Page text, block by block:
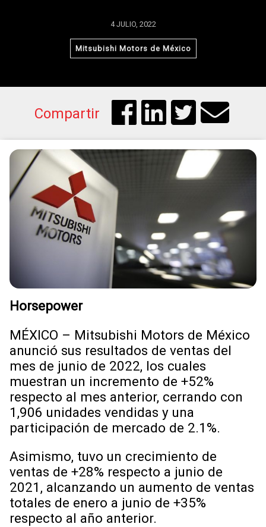
4 JULIO, 2022
Mitsubishi Motors de México
Compartir
Horsepower
MÉXICO – Mitsubishi Motors de México
anunció sus resultados de ventas del
mes de junio de 2022, los cuales
muestran un incremento de +52%
respecto al mes anterior, cerrando con
1,906 unidades vendidas y una
participación de mercado de 2.1%.
Asimismo, tuvo un crecimiento de
ventas de +28% respecto a junio de
2021, alcanzando un aumento de ventas
totales de enero a junio de +35%
respecto al año anterior.